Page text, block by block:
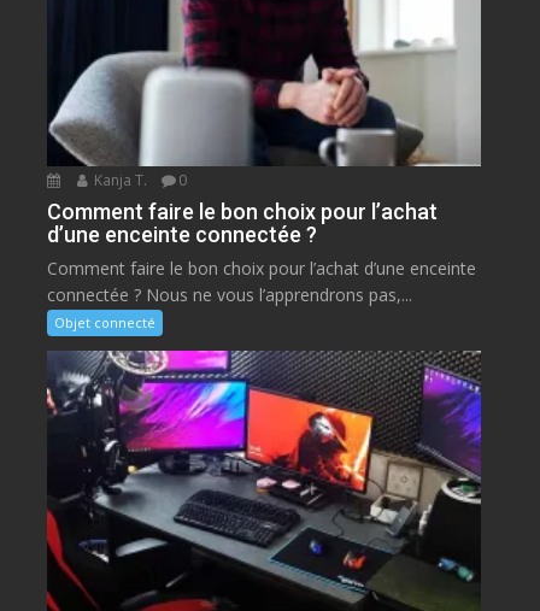
Kanja T. 0
Comment faire le bon choix pour l’achat
d’une enceinte connectée ?
Comment faire le bon choix pour l’achat d’une enceinte
connectée ? Nous ne vous l’apprendrons pas,...
Objet connecté